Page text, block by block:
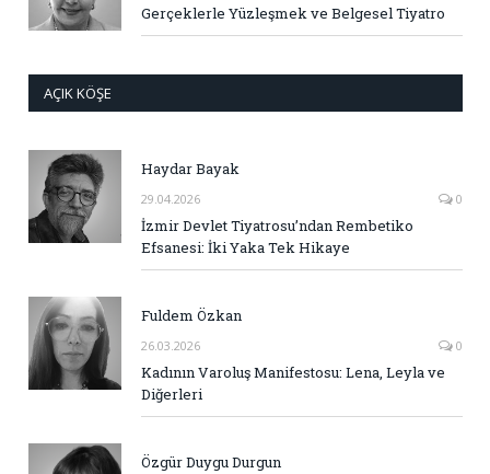
Gerçeklerle Yüzleşmek ve Belgesel Tiyatro
AÇIK KÖŞE
Haydar Bayak
29.04.2026 0
İzmir Devlet Tiyatrosu’ndan Rembetiko
Efsanesi: İki Yaka Tek Hikaye
Fuldem Özkan
26.03.2026 0
Kadının Varoluş Manifestosu: Lena, Leyla ve
Diğerleri
Özgür Duygu Durgun